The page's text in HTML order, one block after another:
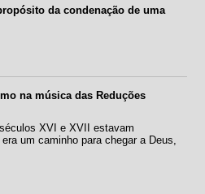
da condenação de uma
na música das Reduções
XVI e XVII estavam
um caminho para chegar a Deus,